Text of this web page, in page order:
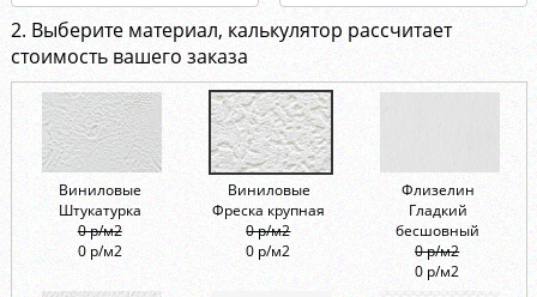
2. Выберите материал, калькулятор рассчитает
стоимость вашего заказа
Виниловые
Штукатурка
0 р/м2
0 р/м2
Виниловые
Фреска крупная
0 р/м2
0 р/м2
Флизелин
Гладкий
бесшовный
0 р/м2
0 р/м2